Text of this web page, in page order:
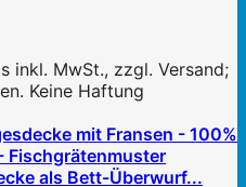
inkl. MwSt., zzgl. Versand;
Keine Haftung